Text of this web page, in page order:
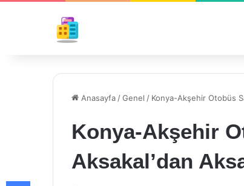
Anasayfa /Genel / Konya-Akşehir Otobüs
Konya-Akşehir
Aksakal’dan
Facebook